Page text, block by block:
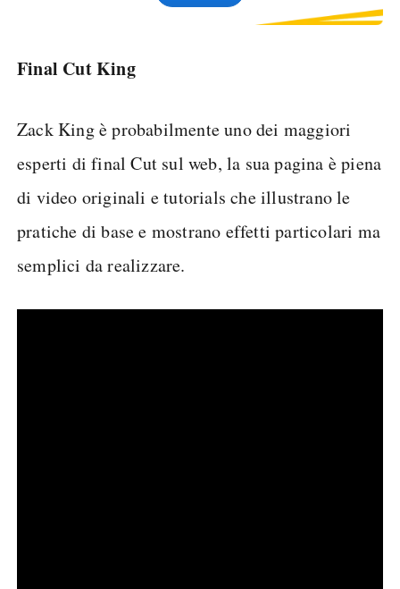
Final Cut King
Zack King è probabilmente uno dei maggiori
esperti di final Cut sul web, la sua pagina è piena
di video originali e tutorials che illustrano le
pratiche di base e mostrano effetti particolari ma
semplici da realizzare.